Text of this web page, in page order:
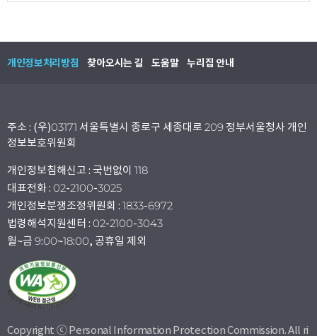
개인정보처리방침 찾아오시는 길 도움말 누리집 안내
주소 : (우)03171 서울특별시 종로구 세종대로 209 정부서울청사 개인
정보보호위원회
개인정보침해신고 : 국번없이 118
대표전화 : 02-2100-3025
개인정보분쟁조정위원회 : 1833-6972
법령해석지원센터 : 02-2100-3043
월~금 9:00~18:00, 공휴일 제외
Copyright ⓒ Personal Information Protection Commission. All ri